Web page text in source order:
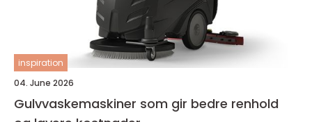
inspiration
04. June 2026
Gulvvaskemaskiner som gir bedre renhold